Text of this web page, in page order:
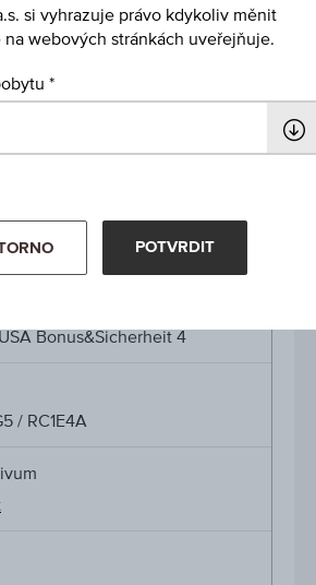
Bonus&Sicherheit 4
/ RC1E4A
si vyhrazuje právo kdykoliv měnit
webových stránkách uveřejňuje.
POTVRDIT